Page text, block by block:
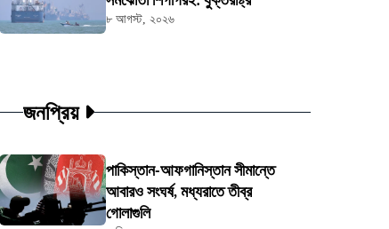
৮ আগস্ট, ২০২৬
জনপ্রিয়
পাকিস্তান-আফগানিস্তান সীমান্তে
আবারও সংঘর্ষ, মধ্যরাতে তীব্র
গোলাগুলি